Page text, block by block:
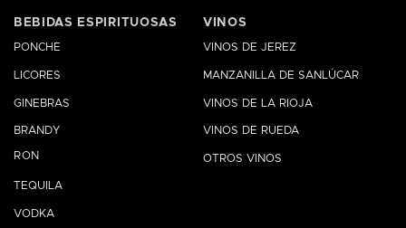
BEBIDAS ESPIRITUOSAS
PONCHE
LICORES
GINEBRAS
BRANDY
RON
TEQUILA
VODKA
VINOS
VINOS DE JEREZ
MANZANILLA DE SANLÚCAR
VINOS DE LA RIOJA
VINOS DE RUEDA
OTROS VINOS